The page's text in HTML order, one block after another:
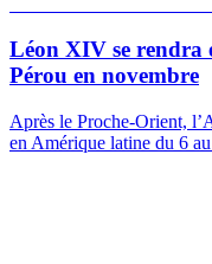
Léon XIV se rendra
Pérou en novembre
Après le Proche-Orient,
en Amérique latine du 6